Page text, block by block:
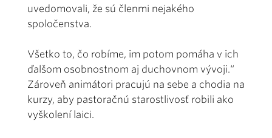
uvedomovali, že sú členmi nejakého
spoločenstva.
Všetko to, čo robíme, im potom pomáha v ich
ďalšom osobnostnom aj duchovnom vývoji.“
Zároveň animátori pracujú na sebe a chodia na
kurzy, aby pastoračnú starostlivosť robili ako
vyškolení laici.